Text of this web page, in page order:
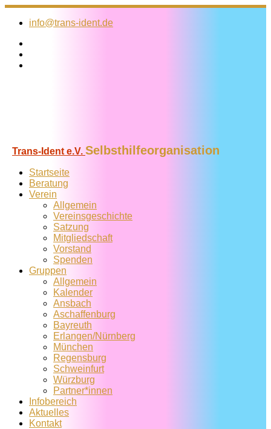
Zum
Inhalt
info@trans-ident.de
Trans-Ident e.V. Selbsthilfeorganisation
Startseite
Beratung
Verein
Allgemein
Vereins­geschichte
Satzung
Mitglied­schaft
Vorstand
Spenden
Gruppen
Allgemein
Kalender
Ansbach
Aschaffenburg
Bayreuth
Erlangen/Nürnberg
München
Regensburg
Schweinfurt
Würzburg
Partner*innen
Infobereich
Aktuelles
Kontakt